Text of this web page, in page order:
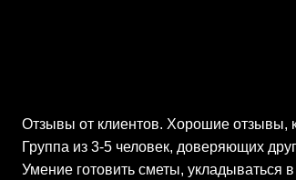
Отзывы от клиентов. Хорошие отзывы,
Группа из 3-5 человек, доверяющих
Умение готовить сметы, укладываться